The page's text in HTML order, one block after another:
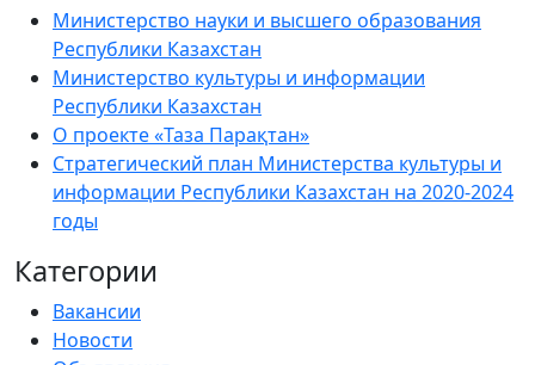
Министерство науки и высшего образования
Республики Казахстан
Министерство культуры и информации
Республики Казахстан
О проекте «Таза Парақтан»
Стратегический план Министерства культуры и
информации Республики Казахстан на 2020-2024
годы
Категории
Вакансии
Новости